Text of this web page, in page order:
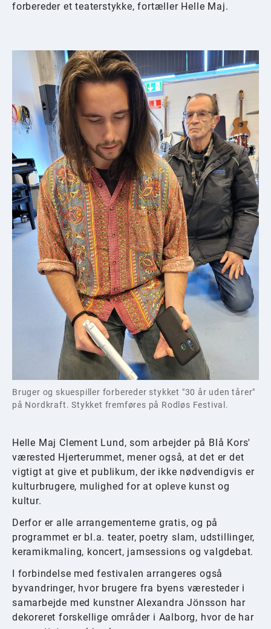
forbereder et teaterstykke, fortæller Helle Maj.
Bruger og skuespiller forbereder stykket "30 år uden tårer"
på Nordkraft. Stykket fremføres på Rodløs Festival.
Helle Maj Clement Lund, som arbejder på Blå Kors'
værested Hjerterummet, mener også, at det er det
vigtigt at give et publikum, der ikke nødvendigvis er
kulturbrugere, mulighed for at opleve kunst og
kultur.
Derfor er alle arrangementerne gratis, og på
programmet er bl.a. teater, poetry slam, udstillinger,
keramikmaling, koncert, jamsessions og valgdebat.
I forbindelse med festivalen arrangeres også
byvandringer, hvor brugere fra byens væresteder i
samarbejde med kunstner Alexandra Jönsson har
dekoreret forskellige områder i Aalborg, hvor de har